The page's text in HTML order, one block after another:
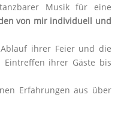
Musik für eine
von mir individuell und
ihrer Feier und die
Eintreffen ihrer Gäste bis
Erfahrungen aus über